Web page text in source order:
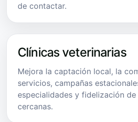
de contactar.
Clínicas veterinarias
Mejora la captación local, la
servicios, campañas
especialidades y fidelización
cercanas.